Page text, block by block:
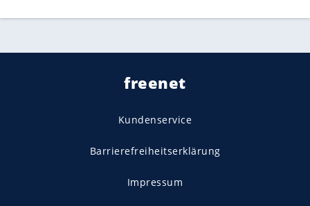
freenet
Kundenservice
Barrierefreiheitserklärung
Impressum